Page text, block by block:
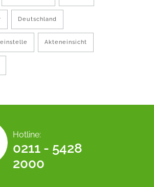
Deutschland
Akteneinsicht
Hotline:
0211 - 5428
2000